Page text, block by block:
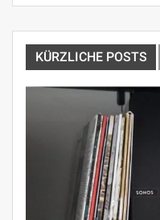
KÜRZLICHE POSTS